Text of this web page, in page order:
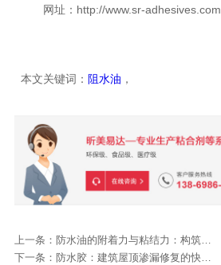
网址：http://www.sr-adhesives.com
本文关键词： 阻水油 ，
上一条： 防水油的附着力与粘结力：构筑防水屏障的关键
下一条： 防水胶：建筑屋顶渗漏修复的快速长效解决方案